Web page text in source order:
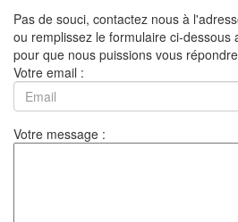
Pas de souci, contactez nous à
ou remplissez le formulaire ci-dessous
pour que nous puissions vous
Votre email :
Votre message :